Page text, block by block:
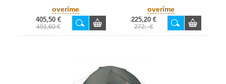
overíme
405,50 €
491,60 €
overíme
225,20 €
272,- €